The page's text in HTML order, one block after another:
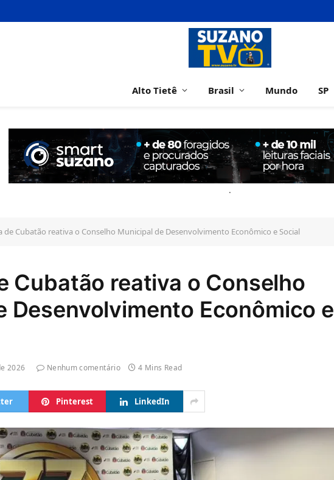
Alto Tietê Brasil Mundo SP
.
de Cubatão reativa o Conselho Municipal de Desenvolvimento Econômico e Social
Cubatão reativa o Conselho
Desenvolvimento Econômico e
2026 Nenhum comentário 4 Mins Read
Pinterest LinkedIn